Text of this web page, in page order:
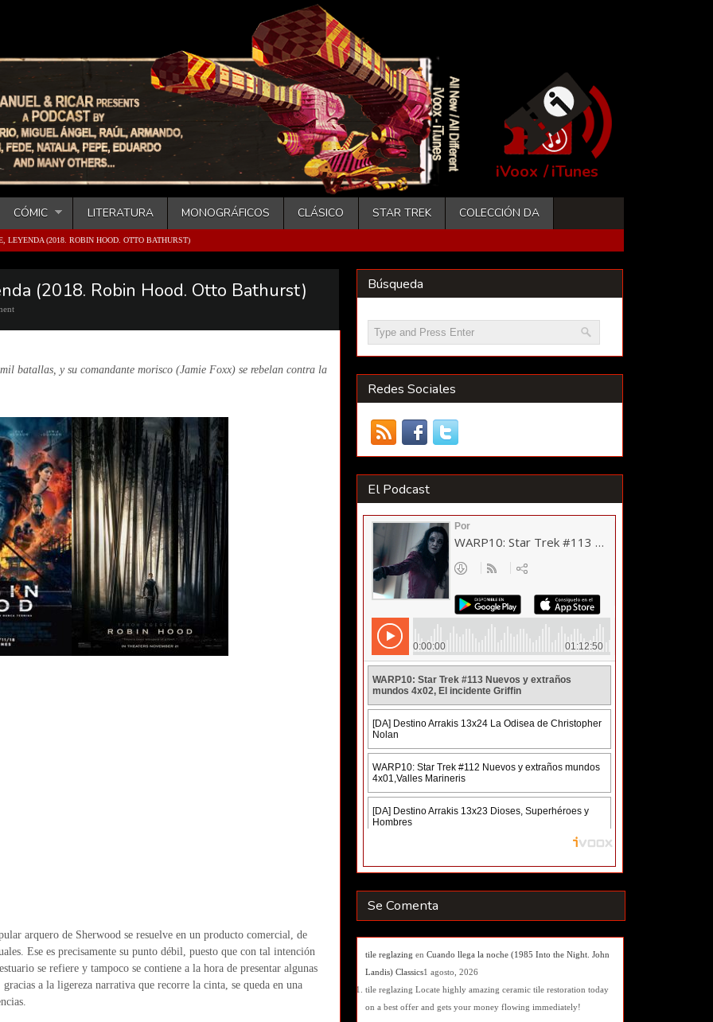
iVoox /iTunes
CÓMIC LITERATURA MONOGRÁFICOS CLÁSICO STAR TREK COLECCIÓN DA
LEYENDA (2018. ROBIN HOOD. OTTO BATHURST)
(2018. Robin Hood. Otto Bathurst)
batallas, y su comandante morisco (Jamie Foxx) se rebelan contra la
arquero de Sherwood se resuelve en un producto comercial, de
Ese es precisamente su punto débil, puesto que con tal intención
se refiere y tampoco se contiene a la hora de presentar algunas
a la ligereza narrativa que recorre la cinta, se queda en una
Búsqueda
Redes Sociales
El Podcast
Se Comenta
tile reglazing en Cuando llega la noche (1985 Into the Night. John
Landis) Classics1 agosto, 2026
tile reglazing Locate highly amazing ceramic tile restoration today
on a best offer and gets your money flowing immediately!